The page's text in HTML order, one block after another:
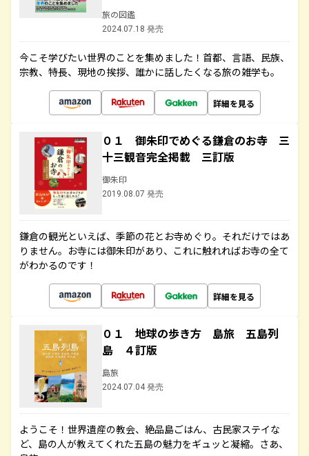
旅の図鑑
2024.07.18 発売
今こそ学びたい世界のことを集めました！首都、言語、民族、
宗教、特長、現地の挨拶、誰かに話したくなる旅の雑学も。
詳細を見る
０１ 御朱印でめぐる鎌倉のお寺 三
十三観音完全掲載 三訂版
御朱印
2019.08.07 発売
鎌倉の観光といえば、季節の花とお寺めぐり。それだけではあ
りません。お寺には御朱印があり、これに触れればお寺の全て
がわかるのです！
詳細を見る
０１ 地球の歩き方 島旅 五島列
島 ４訂版
島旅
2024.07.04 発売
ようこそ！世界遺産の教会、絶品島ごはん、古民家ステイな
ど、島の人が教えてくれた五島の魅力をギュッと凝縮。さあ、